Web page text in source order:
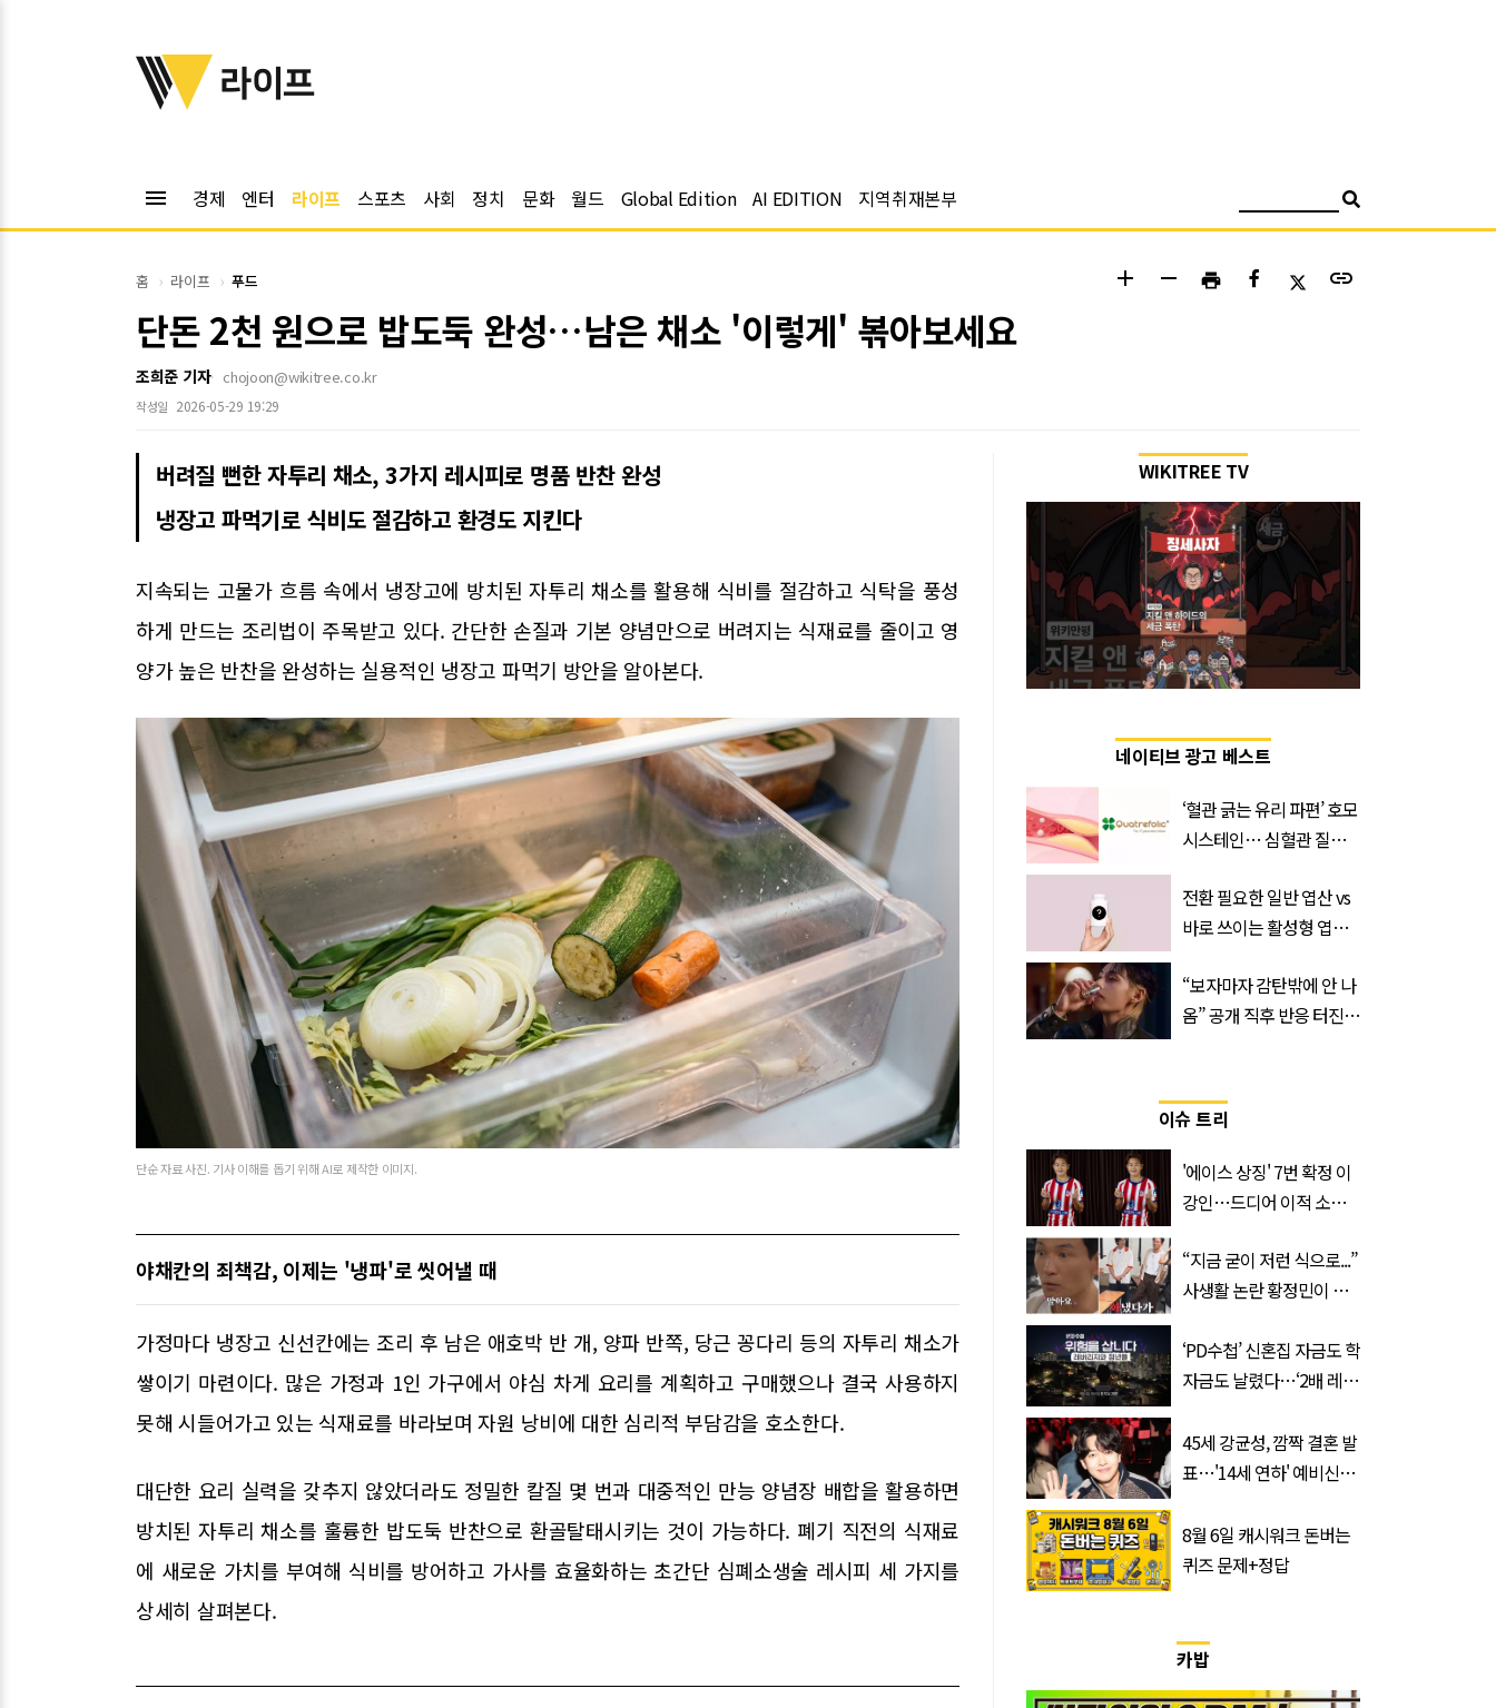
위키트리
라이프
menu 경제 엔터 라이프 스포츠 사회 정치 문화 월드 Global Edition AI EDITION 지역취재본부
홈 라이프 푸드 add remove print link
단돈 2천 원으로 밥도둑 완성…남은 채소 '이렇게' 볶아보세요
조희준 기자 chojoon@wikitree.co.kr
작성일 2026-05-29 19:29
버려질 뻔한 자투리 채소, 3가지 레시피로 명품 반찬 완성
냉장고 파먹기로 식비도 절감하고 환경도 지킨다
지속되는 고물가 흐름 속에서 냉장고에 방치된 자투리 채소를 활용해 식비를 절감하고 식탁을 풍성
하게 만드는 조리법이 주목받고 있다. 간단한 손질과 기본 양념만으로 버려지는 식재료를 줄이고 영
양가 높은 반찬을 완성하는 실용적인 냉장고 파먹기 방안을 알아본다.
단순 자료 사진. 기사 이해를 돕기 위해 AI로 제작한 이미지.
야채칸의 죄책감, 이제는 '냉파'로 씻어낼 때
가정마다 냉장고 신선칸에는 조리 후 남은 애호박 반 개, 양파 반쪽, 당근 꽁다리 등의 자투리 채소가
쌓이기 마련이다. 많은 가정과 1인 가구에서 야심 차게 요리를 계획하고 구매했으나 결국 사용하지
못해 시들어가고 있는 식재료를 바라보며 자원 낭비에 대한 심리적 부담감을 호소한다.
대단한 요리 실력을 갖추지 않았더라도 정밀한 칼질 몇 번과 대중적인 만능 양념장 배합을 활용하면
방치된 자투리 채소를 훌륭한 밥도둑 반찬으로 환골탈태시키는 것이 가능하다. 폐기 직전의 식재료
에 새로운 가치를 부여해 식비를 방어하고 가사를 효율화하는 초간단 심폐소생술 레시피 세 가지를
상세히 살펴본다.
WIKITREE TV
네이티브 광고 베스트
‘혈관 긁는 유리 파편’ 호모
시스테인… 심혈관 질환
전환 필요한 일반 엽산 vs
바로 쓰이는 활성형 엽
‘Quatrefolic®’ 주목
“보자마자 감탄밖에 안 나
옴” 공개 직후 반응 터진
이슈 트리
'에이스 상징' 7번 확정 이
강인…드디어 이적 소감
“지금 굳이 저런 식으로...”
사생활 논란 황정민이 곧
‘PD수첩’ 신혼집 자금도 학
자금도 날렸다…‘2배 레버
45세 강균성, 깜짝 결혼 발
표…'14세 연하' 예비신부
8월 6일 캐시워크 돈버는
퀴즈 문제+정답
카밥